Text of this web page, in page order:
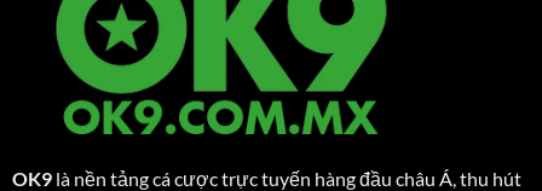
OK9là nền tảng cá cược trực tuyến hàng đầu châu Á, thu hút